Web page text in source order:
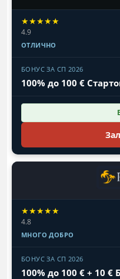
★★★★★
4.9
ОТЛИЧНО
БОНУС ЗА СП 2026
100% до 100 €
★★★★★
4.8
МНОГО ДОБРО
БОНУС ЗА СП 2026
100% до 100 € + 10 €